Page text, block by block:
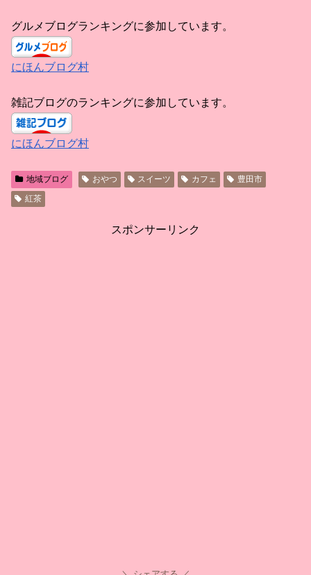
グルメブログランキングに参加しています。
にほんブログ村
雑記ブログのランキングに参加しています。
にほんブログ村
地域ブログ おやつ スイーツ カフェ
豊田市
紅茶
スポンサーリンク